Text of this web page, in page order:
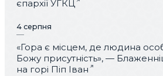
єпархії УГКЦ
4 серпня
«Гора є місцем, де людина
Божу присутність», —
на горі Піп Іван